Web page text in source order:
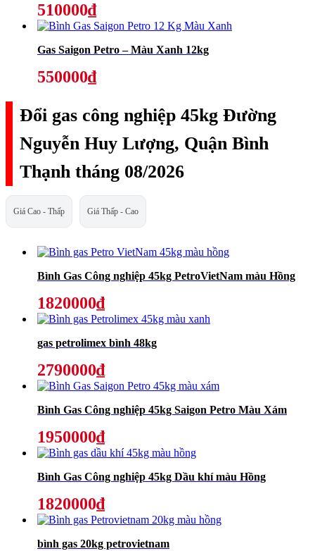
510000₫
Gas Saigon Petro – Màu Xanh 12kg
550000₫
Đổi gas công nghiệp 45kg Đường
Nguyễn Huy Lượng, Quận Bình
Thạnh tháng 08/2026
Giá Cao - Thấp Giá Thấp - Cao
Bình Gas Công nghiệp 45kg PetroVietNam màu Hồng
1820000₫
gas petrolimex bình 48kg
2790000₫
Bình Gas Công nghiệp 45kg Saigon Petro Màu Xám
1950000₫
Bình Gas Công nghiệp 45kg Dầu khí màu Hồng
1820000₫
bình gas 20kg petrovietnam